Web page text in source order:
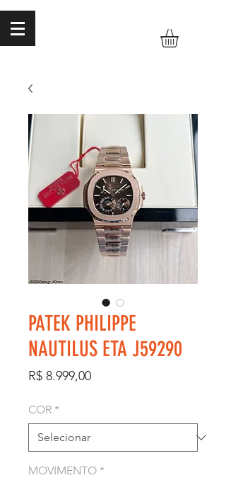
PATEK PHILIPPE
NAUTILUS ETA J59290
R$ 8.999,00Preço
COR *
MOVIMENTO *